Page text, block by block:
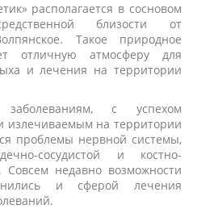
себя занятие по душе.
всегда готов сделать все,
проходило для каждого
полезно и приятно. Для
трансфер по многим
числе и перемещения из
а также широкий
программ, доступных для
располагается в сосновом
близости от
Такое природное
отличную атмосферу для
и лечения на территории
с успехом
излечиваемым на территории
проблемы нервной системы,
сосудистой и костно-
недавно возможности
и сферой лечения